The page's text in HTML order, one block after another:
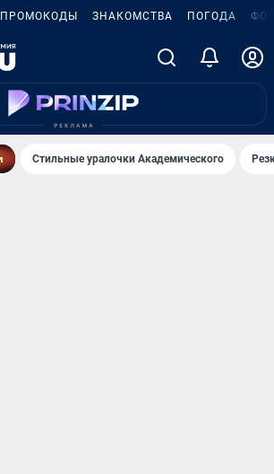
ПРОМОКОДЫ ЗНАКОМСТВА ПОГОДА
Стильные уралочки Академического